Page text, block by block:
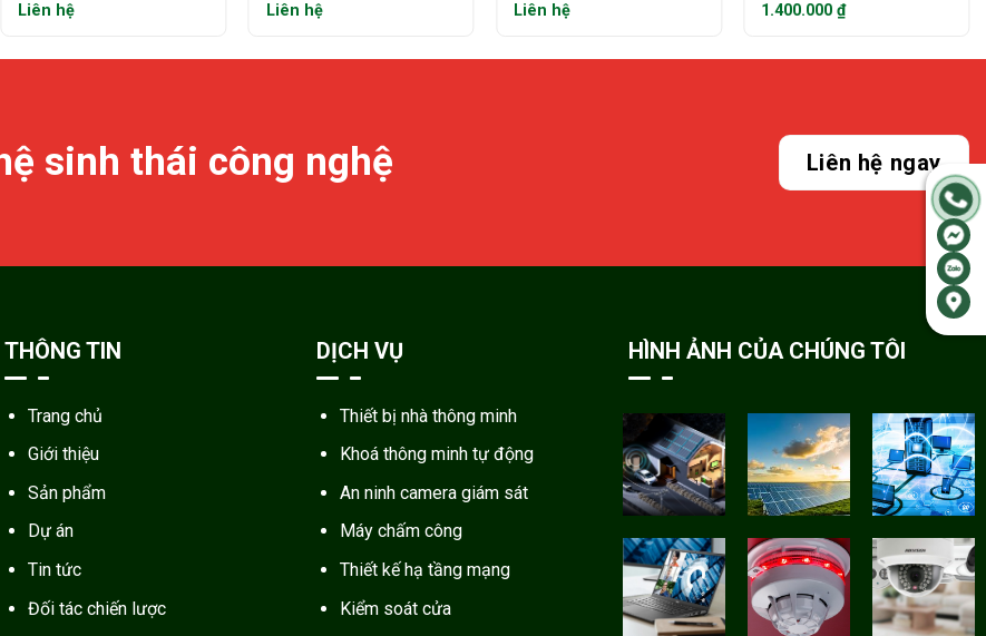
Liên hệ
Liên hệ
Liên hệ
1.400.000₫
sinh thái công nghệ
Liên hệ ngay
THÔNG TIN
Trang chủ
Giới thiệu
Sản phẩm
Dự án
Tin tức
Đối tác chiến lược
DỊCH VỤ
Thiết bị nhà thông minh
Khoá thông minh tự động
An ninh camera giám sát
Máy chấm công
Thiết kế hạ tầng mạng
Kiểm soát cửa
HÌNH ẢNH CỦA CHÚNG TÔI